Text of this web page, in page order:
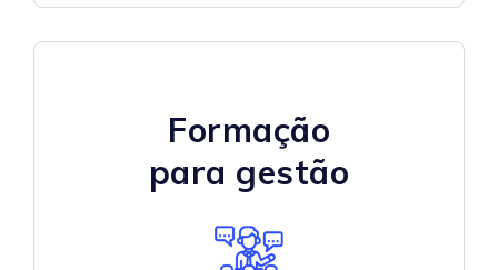
Formação
para gestão